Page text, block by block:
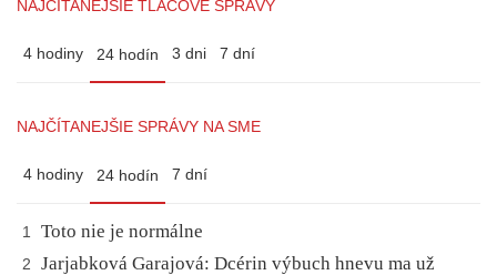
NAJČÍTANEJŠIE TLAČOVÉ SPRÁVY
4 hodiny 24 hodín 3 dni 7 dní
NAJČÍTANEJŠIE SPRÁVY NA SME
4 hodiny 24 hodín 7 dní
1 Toto nie je normálne
2
Jarjabková Garajová: Dcérin výbuch hnevu ma už